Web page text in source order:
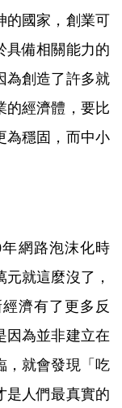
的國家，創業可
具備相關能力的
為創造了許多就
的經濟體，要比
為穩固，而中小
網路泡沫化時
就這麼沒了，
濟有了更多反
因為並非建立在
，就會發現「吃
是人們最真實的